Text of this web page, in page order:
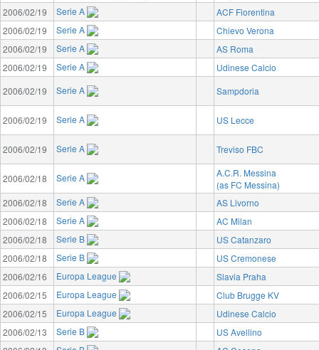
2006/02/19
Serie A
ACF Fiorentina
2006/02/19
Serie A
Chievo Verona
2006/02/19
Serie A
AS Roma
2006/02/19
Serie A
Udinese Calcio
2006/02/19
Serie A Sampdoria
2006/02/19 Serie A US Lecce
2006/02/19 Serie A Treviso FBC
2006/02/18 Serie A
A.C.R. Messina
(as FC Messina)
2006/02/18
Serie A
AS Livorno
2006/02/18
Serie A
AC Milan
2006/02/18
Serie B
US Catanzaro
2006/02/18
Serie B
US Cremonese
2006/02/16
Europa League
Slavia Praha
2006/02/15
Europa League
Club Brugge KV
2006/02/15
Europa League
Udinese Calcio
2006/02/13
Serie B
US Avellino